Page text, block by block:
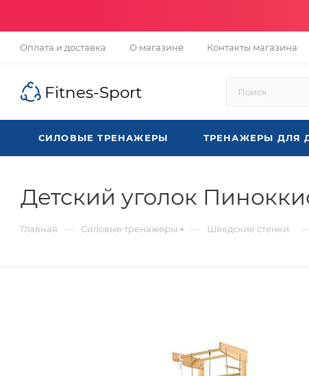
Оплата и доставка О магазине Контакты магазина
Fitnes-Sport
СИЛОВЫЕ ТРЕНАЖЕРЫ ТРЕНАЖЕРЫ ДЛЯ
Детский уголок
Главная — Силовые тренажеры — Шведские стенки